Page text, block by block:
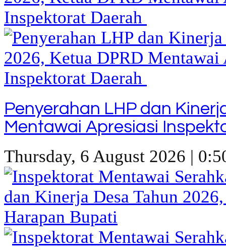
Penyerahan LHP dan
Mentawai Apresiasi
Thursday, 6 August 2026 |